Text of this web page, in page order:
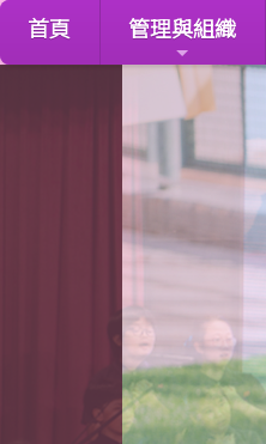
首頁 管理與組織